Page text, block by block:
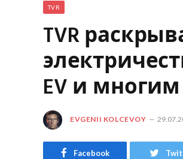
TVR
TVR
EV и
EVGENII KOLCEVOY
Facebook